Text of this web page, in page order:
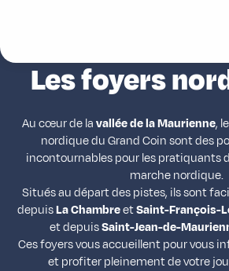
contenu
principalLes foyers
Au cœur de lavallée de la Maurienne,
nordique du Grand Coin sont des
incontournables pour les pratiquants
marche nordique.
Situés au départ des pistes, ils sont
depuisLa ChambreetSaint-François-
et depuisSaint-Jean-de-
Ces foyers vous accueillent pour vous
et profiter pleinement de votre